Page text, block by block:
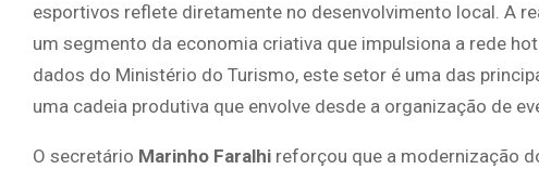
esportivos reflete diretamente no desenvolvimento local. A
um segmento da economia criativa que impulsiona a rede
dados do Ministério do Turismo, este setor é uma das
uma cadeia produtiva que envolve desde a organização de
O secretário Marinho Faralhi reforçou que a modernização